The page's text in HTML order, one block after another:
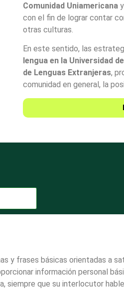
Comunidad Uniamericana
con el fin de lograr contar
otras culturas.
En este sentido, las
lengua en la Universidad
de Lenguas Extranjeras,
comunidad en general, la
y frases básicas orientadas a
información personal
siempre que su interlocutor